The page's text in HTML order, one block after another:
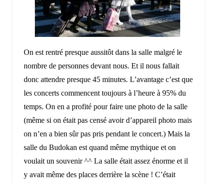
On est rentré presque aussitôt dans la salle malgré le
nombre de personnes devant nous. Et il nous fallait
donc attendre presque 45 minutes. L’avantage c’est que
les concerts commencent toujours à l’heure à 95% du
temps. On en a profité pour faire une photo de la salle
(même si on était pas censé avoir d’appareil photo mais
on n’en a bien sûr pas pris pendant le concert.) Mais la
salle du Budokan est quand même mythique et on
voulait un souvenir ^^ La salle était assez énorme et il
y avait même des places derrière la scène ! C’était